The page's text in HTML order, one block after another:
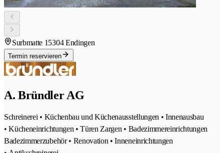
Surbmatte 15304 Endingen
Termin reservieren
A. Bründler AG
Schreinerei • Küchenbau und Küchenausstellungen • Innenausbau
• Kücheneinrichtungen • Türen Zargen • Badezimmereinrichtungen
Badezimmerzubehör • Renovation • Inneneinrichtungen